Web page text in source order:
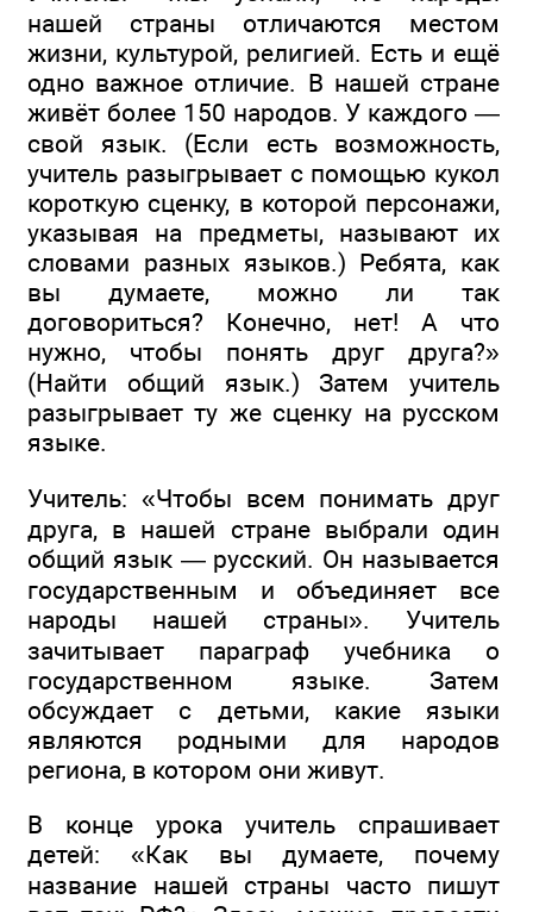
нашей страны отличаются местом
жизни, культурой, религией. Есть и ещё
одно важное отличие. В нашей стране
живёт более 150 народов. У каждого —
свой язык. (Если есть возможность,
учитель разыгрывает с помощью кукол
короткую сценку, в которой персонажи,
указывая на предметы, называют их
словами разных языков.) Ребята, как
вы думаете, можно ли так
договориться? Конечно, нет! А что
нужно, чтобы понять друг друга?»
(Найти общий язык.) Затем учитель
разыгрывает ту же сценку на русском
языке.
Учитель: «Чтобы всем понимать друг
друга, в нашей стране выбрали один
общий язык — русский. Он называется
государственным и объединяет все
народы нашей страны». Учитель
зачитывает параграф учебника о
государственном языке. Затем
обсуждает с детьми, какие языки
являются родными для народов
региона, в котором они живут.
В конце урока учитель спрашивает
детей: «Как вы думаете, почему
название нашей страны часто пишут